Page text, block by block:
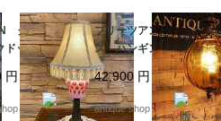
クランベリ
ドット テー
円
at's
プリーツアンバーグラ
ス ハンギングランプ
42,900 円
antique shop at's